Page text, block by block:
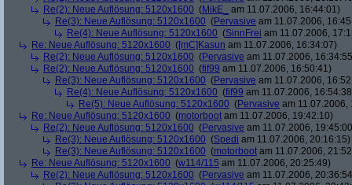
Re(2): Neue Auflösung: 5120x1600 (MikE_
am 11.07.2006, 16:44:01)
Re(3): Neue Auflösung: 5120x1600 (Pervasive am 11.07.2006,
Re(4): Neue Auflösung: 5120x1600 (SinnFrei am 11.07.2006,
Re: Neue Auflösung: 5120x1600 ([mC]Kasun am 11.07.2006, 16:34:07)
Re(2): Neue Auflösung: 5120x1600 (Pervasive am 11.07.2006,
Re(2): Neue Auflösung: 5120x1600 (fif99 am 11.07.2006, 16:50:41)
Re(3): Neue Auflösung: 5120x1600 (Pervasive am 11.07.2006,
Re(4): Neue Auflösung: 5120x1600 (fif99 am 11.07.2006,
Re(5): Neue Auflösung: 5120x1600 (Pervasive am 11.07.2006,
Re: Neue Auflösung: 5120x1600 (motorboot am 11.07.2006, 19:42:10)
Re(2): Neue Auflösung: 5120x1600 (Pervasive am 11.07.2006,
Re(3): Neue Auflösung: 5120x1600 (Spedi am 11.07.2006, 20:16:15)
Re(3): Neue Auflösung: 5120x1600 (motorboot am 11.07.2006,
Re: Neue Auflösung: 5120x1600 (w114/115 am 11.07.2006, 20:25:49)
Re(2): Neue Auflösung: 5120x1600 (Pervasive am 11.07.2006,